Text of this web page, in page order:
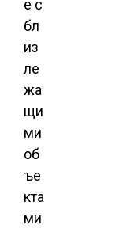
е с
бл
из
ле
жа
щи
ми
об
ъе
кта
ми